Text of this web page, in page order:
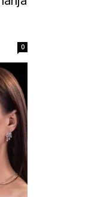
0